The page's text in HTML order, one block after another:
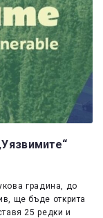
градина, до
ще бъде открита
25 редки и